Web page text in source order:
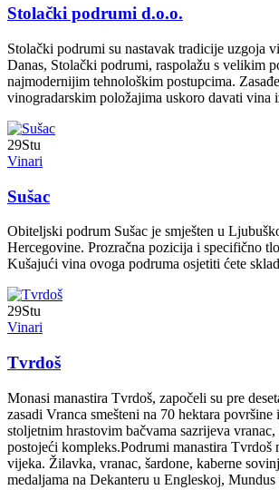
Stolački podrumi d.o.o.
Stolački podrumi su nastavak tradicije uzgoja
Danas, Stolački podrumi, raspolažu s velikim
najmodernijim tehnološkim postupcima.
vinogradarskim položajima uskoro davati vina
29Stu
Vinari
Sušac
Obiteljski podrum Sušac je smješten u
Hercegovine. Prozračna pozicija i specifično
Kušajući vina ovoga podruma osjetiti ćete
29Stu
Vinari
Tvrdoš
Monasi manastira Tvrdoš, započeli su pre
zasadi Vranca smešteni na 70 hektara
stoljetnim hrastovim bačvama sazrijeva
postojeći kompleks.Podrumi manastira
vijeka. Žilavka, vranac, šardone, kaberne
medaljama na Dekanteru u Engleskoj,